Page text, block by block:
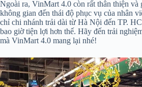
Ngoài ra, VinMart 4.0 còn rất thân thiện và
không gian đến thái độ phục vụ của nhân
chỉ chi nhánh trải dài từ Hà Nội đến TP.
bao giờ tiện lợi hơn thế. Hãy đến trải
mà VinMart 4.0 mang lại nhé!